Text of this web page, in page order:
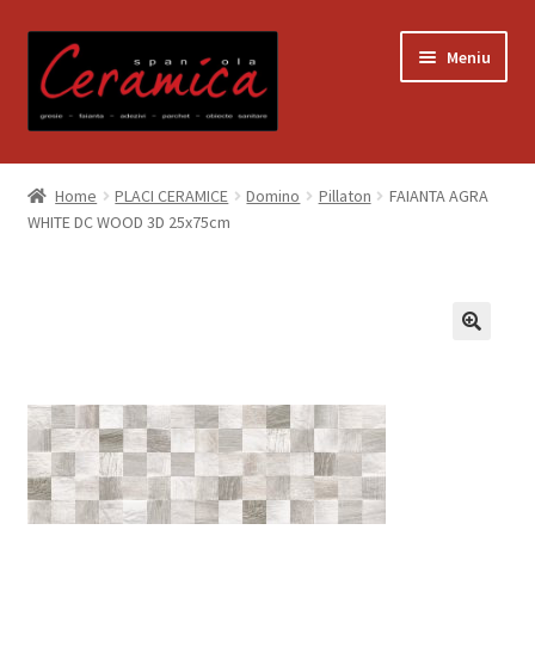
la
navigare
la
conținut
Meniu
Prima pagină
Blog
Coș
Despre noi
Home PLACI CERAMICE Domino Pillaton
FAIANTA AGRA
WHITE DC WOOD 3D 25x75cm